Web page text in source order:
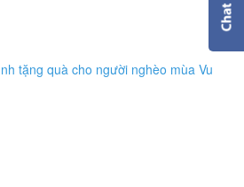
tặng quà cho người nghèo mùa Vu